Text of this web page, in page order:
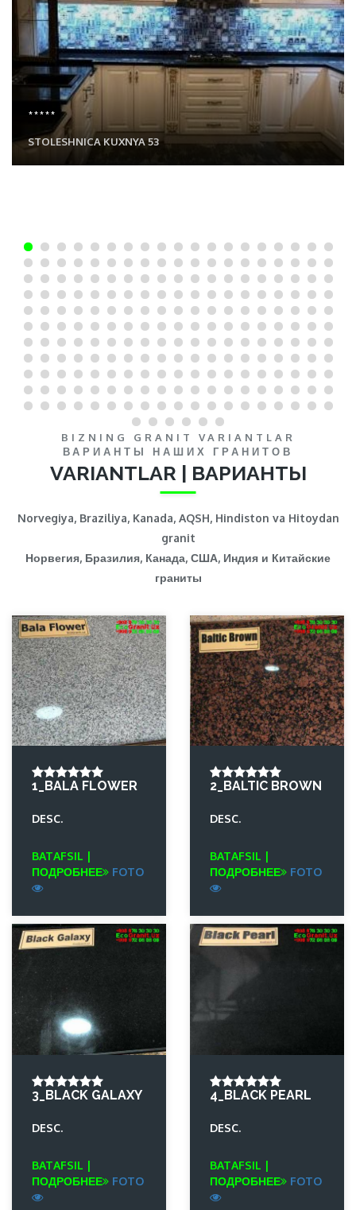
*****
STOLESHNICA KUXNYA 53
BIZNING GRANIT VARIANTLAR
ВАРИАНТЫ НАШИХ ГРАНИТОВ
VARIANTLAR | ВАРИАНТЫ
Norvegiya, Braziliya, Kanada, AQSH, Hindiston va Hitoydan
granit
Норвегия, Бразилия, Канада, США, Индия и Китайские
граниты
1_BALA FLOWER
DESC.
BATAFSIL |
ПОДРОБНЕЕ
FOTO
2_BALTIC BROWN
DESC.
BATAFSIL |
ПОДРОБНЕЕ
FOTO
3_BLACK GALAXY
DESC.
BATAFSIL |
ПОДРОБНЕЕ
FOTO
4_BLACK PEARL
DESC.
BATAFSIL |
ПОДРОБНЕЕ
FOTO